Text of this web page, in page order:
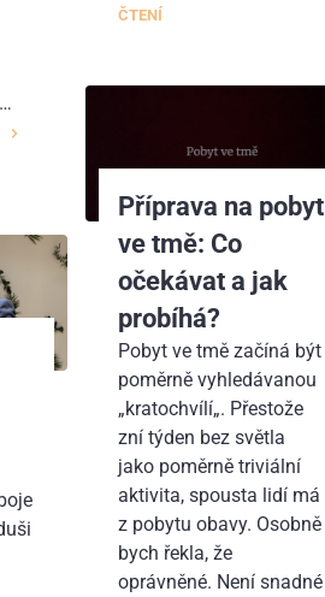
ČTENÍ
Příprava na pobyt
ve tmě: Co
očekávat a jak
probíhá?
Pobyt ve tmě začíná být
poměrně vyhledávanou
„kratochvílí„. Přestože
zní týden bez světla
jako poměrně triviální
aktivita, spousta lidí má
z pobytu obavy. Osobně
bych řekla, že
oprávněné. Není snadné